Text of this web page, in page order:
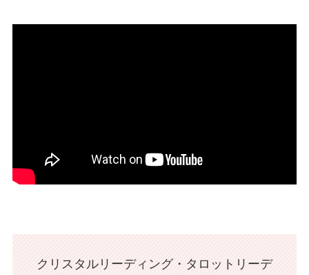
クリスタルリーディング・タロットリーデ